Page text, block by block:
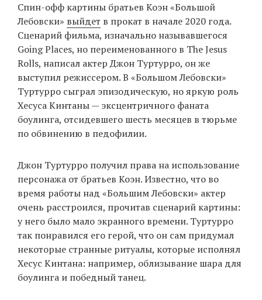
EN
UA
Спин-офф картины братьев Коэн «Большой
Лебовски» выйдет в прокат в начале 2020 года.
Сценарий фильма, изначально называвшегося
Going Places, но переименованного в The Jesus
Rolls, написал актер Джон Туртурро, он же
выступил режиссером. В «Большом Лебовски»
Туртурро сыграл эпизодическую, но яркую роль
Хесуса Кинтаны — эксцентричного фаната
боулинга, отсидевшего шесть месяцев в тюрьме
по обвинению в педофилии.
Джон Туртурро получил права на использование
персонажа от братьев Коэн. Известно, что во
время работы над «Большим Лебовски» актер
очень расстроился, прочитав сценарий картины:
у него было мало экранного времени. Туртурро
так понравился его герой, что он сам придумал
некоторые странные ритуалы, которые исполнял
Хесус Кинтана: например, облизывание шара для
боулинга и победный танец.